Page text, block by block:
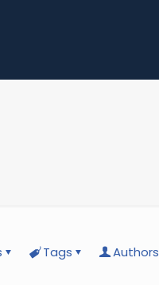
Tags Authors